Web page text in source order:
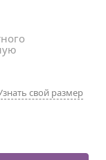
свой размер